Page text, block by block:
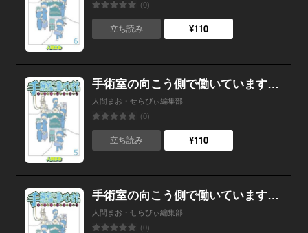
(0)
立ち読み ¥110
手術室の向こう側で働いています。手術室看護師の非日常ライフ 【せらびぃ連載版】５
人間まお・せらびぃ編集部
(0)
立ち読み ¥110
手術室の向こう側で働いています。手術室看護師の非日常ライフ 【せらびぃ連載版】４
人間まお・せらびぃ編集部
(0)